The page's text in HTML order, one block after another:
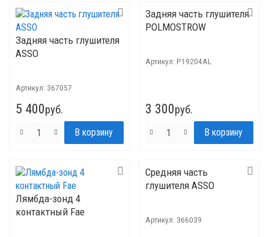
Задняя часть глушителя
ASSO
Артикул: 367057
5 400руб.
Задняя часть глушителя
POLMOSTROW
Артикул: P19204AL
3 300руб.
Лямбда-зонд 4
контактный Fae
Средняя часть
глушителя ASSO
Артикул: 366039